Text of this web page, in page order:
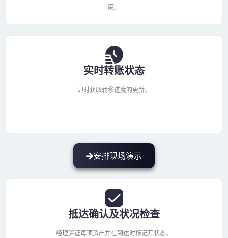
度。
实时转账状态
即时获取转移进度的更新。
安排现场演示
抵达确认及状况检查
经理验证每项资产并在到达时标记其状态。